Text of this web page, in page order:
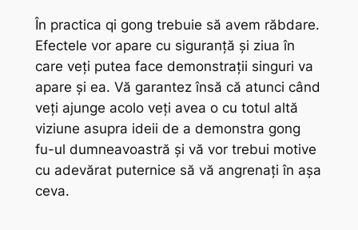
În practica qi gong trebuie să avem răbdare.
Efectele vor apare cu siguranță și ziua în
care veți putea face demonstrații singuri va
apare și ea. Vă garantez însă că atunci când
veți ajunge acolo veți avea o cu totul altă
viziune asupra ideii de a demonstra gong
fu-ul dumneavoastră și vă vor trebui motive
cu adevărat puternice să vă angrenați în așa
ceva.